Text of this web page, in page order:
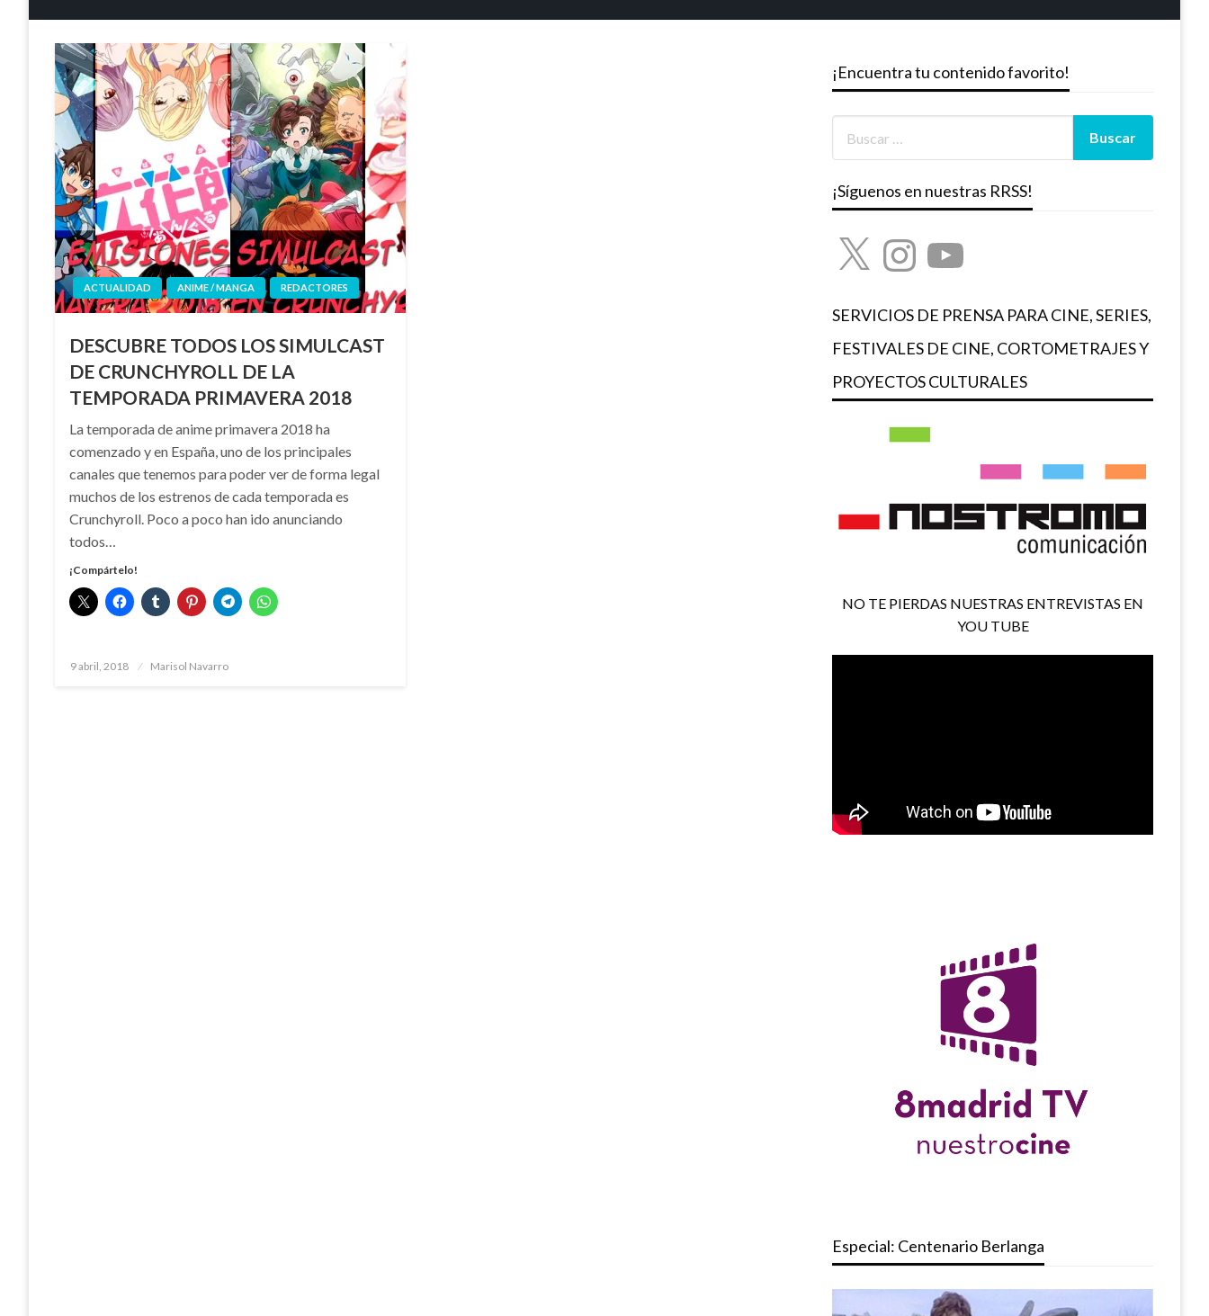
ACTUALIDAD ANIME / MANGA REDACTORES
DESCUBRE TODOS LOS SIMULCAST
DE CRUNCHYROLL DE LA
TEMPORADA PRIMAVERA 2018
La temporada de anime primavera 2018 ha
comenzado y en España, uno de los principales
canales que tenemos para poder ver de forma legal
muchos de los estrenos de cada temporada es
Crunchyroll. Poco a poco han ido anunciando
todos…
¡Compártelo!
Publicado
9 abril, 2018 Marisol Navarro
¡Encuentra tu contenido favorito!
¡Síguenos en nuestras RRSS!
X InstagramYouTube
SERVICIOS DE PRENSA PARA CINE, SERIES,
FESTIVALES DE CINE, CORTOMETRAJES Y
PROYECTOS CULTURALES
NO TE PIERDAS NUESTRAS ENTREVISTAS EN
YOU TUBE
Especial: Centenario Berlanga